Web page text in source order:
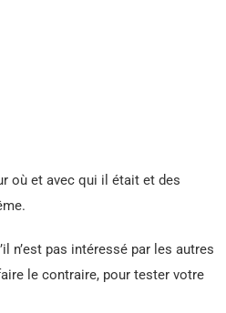
où et avec qui il était et des
n’est pas intéressé par les autres
le contraire, pour tester votre